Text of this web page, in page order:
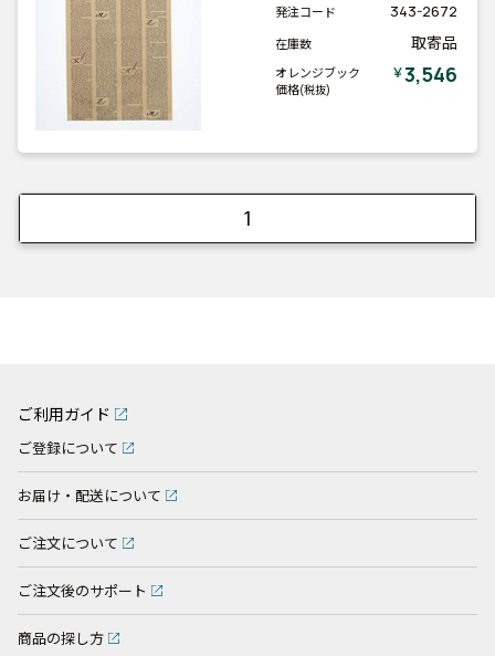
発注コード 343-2672
在庫数 取寄品
オレンジブック
価格(税抜)
￥3,546
1
ご利用ガイド
ご登録について
お届け・配送について
ご注文について
ご注文後のサポート
商品の探し方